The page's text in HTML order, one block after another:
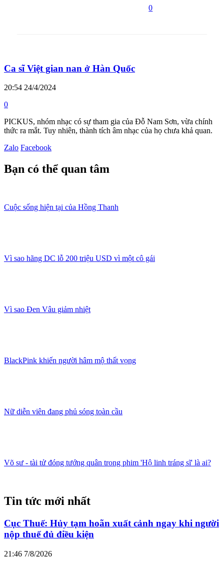
0
Ca sĩ Việt gian nan ở Hàn Quốc
20:54 24/4/2024
0
PICKUS, nhóm nhạc có sự tham gia của Đỗ Nam Sơn, vừa chính
thức ra mắt. Tuy nhiên, thành tích âm nhạc của họ chưa khả quan.
Zalo Facebook
Bạn có thể quan tâm
Cuộc sống hiện tại của Hồng Thanh
Vì sao hãng DC lỗ 200 triệu USD vì một cô gái
Vì sao Đen Vâu giảm nhiệt
BlackPink khiến người hâm mộ thất vọng
Nữ diễn viên đang phủ sóng toàn cầu
Võ sư - tài tử đóng tướng quân trong phim 'Hộ linh tráng sĩ' là ai?
Tin tức mới nhất
Cục Thuế: Hủy tạm hoãn xuất cảnh ngay khi người
nộp thuế đủ điều kiện
21:46 7/8/2026